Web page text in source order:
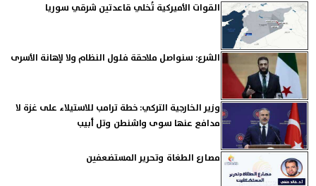
القوات الأميركية تُخلي قاعدتين شرقي سوريا
الشرع: سنواصل ملاحقة فلول النظام ولا لإهانة الأسرى
وزير الخارجية التركي: خطة ترامب للاستيلاء على غزة لا
مدافع عنها سوى واشنطن وتل أبيب
مصارع الطغاة وتحرير المستضعفين